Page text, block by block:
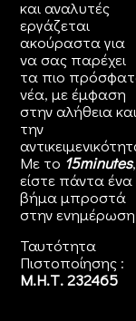
και αναλυτές
εργάζεται
ακούραστα για
να σας παρέχει
τα πιο
νέα, με έμφαση
στην αλήθεια και
την
Με το 15minutes,
είστε πάντα ένα
βήμα μπροστά
στηνενημέρωση
Ταυτότητα
Πιστοποίησης :
Μ.Η.Τ. 232465